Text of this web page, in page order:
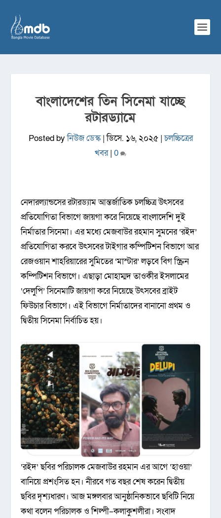
বাংলাদেশের তিন সিনেমা যাচ্ছে
রটারড্যামে
Posted byনিউজ ডেস্ক|ডিসে. ১৬, ২০২৫|চলচ্চিত্রের
খবর| 0
নেদারল্যান্ডসের রটারড্যাম আন্তর্জাতিক চলচ্চিত্র উৎসবের
প্রতিযোগিতা বিভাগে জায়গা করে নিয়েছে বাংলাদেশি দুই
নির্মাতার সিনেমা। এর মধ্যে মেজবাউর রহমান সুমনের ‘রইদ’
প্রতিযোগিতা করবে উৎসবের টাইগার কম্পিটিশন বিভাগে আর
রেজওয়ান শাহরিয়ারের সুমিতের ‘মাস্টার’ লড়বে বিগ স্ক্রিন
কম্পিটিশন বিভাগে। এছাড়া মোহাম্মদ তাওকীর ইসলামের
‘দেলুপি’ সিনেমাটি জায়গা করে নিয়েছে উৎসবের ব্রাইট
ফিউচার বিভাগে। এই বিভাগে নির্মাতাদের বানানো প্রথম ও
দ্বিতীয় সিনেমা নির্বাচিত হয়।
‘রইদ’ ছবির পরিচালক মেজবাউর রহমান এর আগে ‘হাওয়া’
বানিয়ে প্রশংসিত হন। নীরবে গত বছর শেষ করেন দ্বিতীয়
ছবির দৃশ্যধারণ। আজ মঙ্গলবার আনুষ্ঠানিকভাবে ছবিটি নিয়ে
কথা বলেন পরিচালক ও শিল্পী–কলাকুশলীরা। সংবাদ